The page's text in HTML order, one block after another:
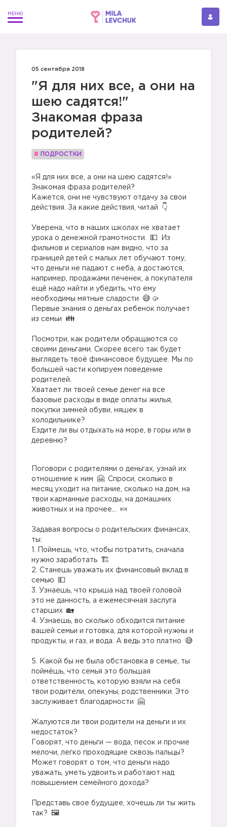
05 сентября 2018
"Я для них все, а они на
шею садятся!"
Знакомая фраза
родителей?
# ПОДРОСТКИ
«Я для них все, а они на шею садятся!»
Знакомая фраза родителей?
Кажется, они не чувствуют отдачу за свои
действия. За какие действия, читай
Уверена, что в наших школах не хватает
урока о денежной грамотности.
Из
фильмов и сериалов нам видно, что за
границей детей с малых лет обучают тому,
что деньги не падают с неба, а достаются,
например, продажами печенек, а покупателя
ещё надо найти и убедить, что ему
необходимы мятные сладости
🥠
Первые знания о деньгах ребенок получает
из семьи
Посмотри, как родители обращаются со
своими деньгами. Скорее всего так будет
выглядеть твоё финансовое будущее. Мы по
большей части копируем поведение
родителей.
Хватает ли твоей семье денег на все
базовые расходы в виде оплаты жилья,
покупки зимней обуви, няшек в
холодильнике?
Ездите ли вы отдыхать на море, в горы или в
деревню?
Поговори с родителями о деньгах, узнай их
отношение к ним
Спроси, сколько в
месяц уходит на питание, сколько на дом, на
твои карманные расходы, на домашних
животных и на прочее…
Задавая вопросы о родительских финансах,
ты:⠀
1. Поймешь, что, чтобы потратить, сначала
нужно заработать
2. Станешь уважать их финансовый вклад в
семью
3. Узнаешь, что крыша над твоей головой
это не данность, а ежемесячная заслуга
старших
4. Узнаешь, во сколько обходится питание
вашей семьи и готовка, для которой нужны и
продукты, и газ, и вода. А ведь это платно
5. Какой бы не была обстановка в семье, ты
поймёшь, что семья это большая
ответственность, которую взяли на себя
твои родители, опекуны, родственники. Это
заслуживает благодарности
Жалуются ли твои родители на деньги и их
недостаток?
Говорят, что деньги — вода, песок и прочие
мелочи, легко проходящие сквозь пальцы?
Может говорят о том, что деньги надо
уважать, уметь удвоить и работают над
повышением семейного дохода?
Представь свое будущее, хочешь ли ты жить
так?